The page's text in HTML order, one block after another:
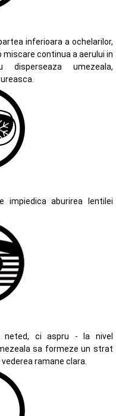
inferioara a ochelarilor,
continua a aerului in
disperseaza umezeala,
impiedica aburirea lentilei
ci aspru - la nivel
sa formeze un strat
ramane clara.